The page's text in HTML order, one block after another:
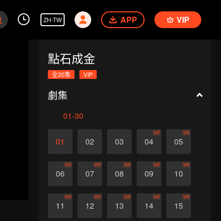
ZH-TW APP VIP
點石成金
全30集 VIP
劇集
01-30
01 02 03 04
VIP
05
VIP
06
VIP
07
VIP
08
VIP
09
VIP
10
VIP
11
VIP
12
VIP
13
VIP
14
VIP
15
VIP